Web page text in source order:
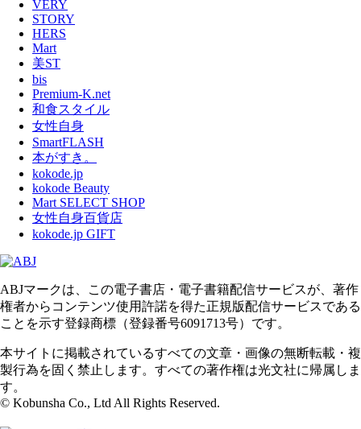
VERY
STORY
HERS
Mart
美ST
bis
Premium-K.net
和食スタイル
女性自身
SmartFLASH
本がすき。
kokode.jp
kokode Beauty
Mart SELECT SHOP
女性自身百貨店
kokode.jp GIFT
ABJマークは、この電子書店・電子書籍配信サービスが、著作
権者からコンテンツ使用許諾を得た正規版配信サービスである
ことを示す登録商標（登録番号6091713号）です。
本サイトに掲載されているすべての文章・画像の無断転載・複
製行為を固く禁止します。すべての著作権は光文社に帰属しま
す。
© Kobunsha Co., Ltd All Rights Reserved.